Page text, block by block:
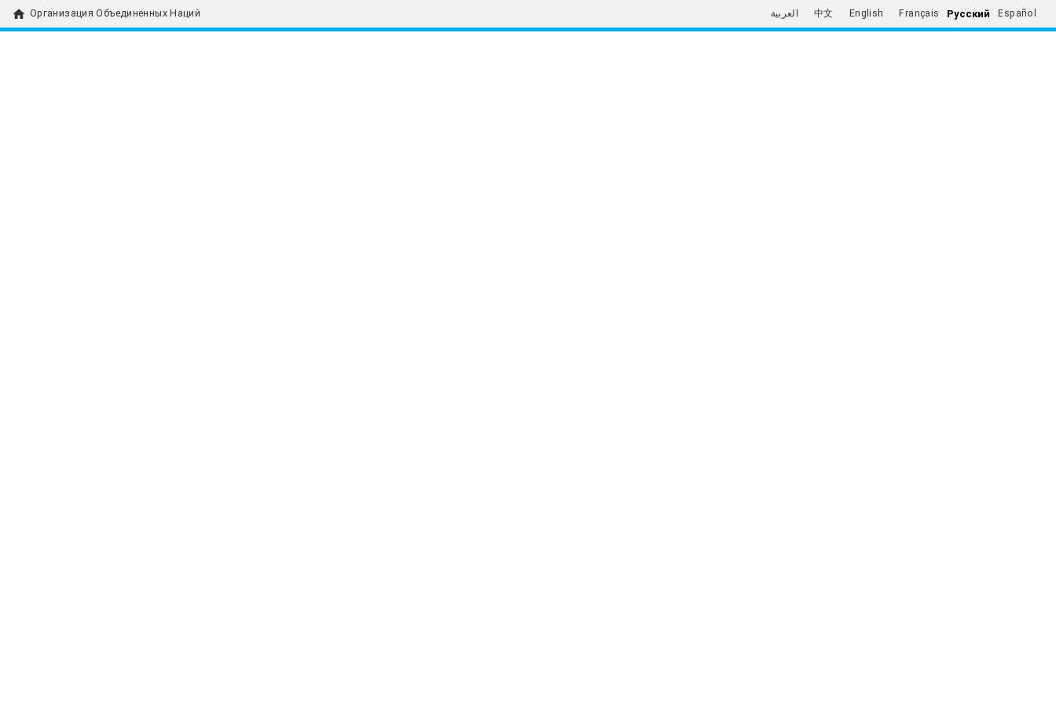
home Организация Объединенных Наций العربية 中文 English Français Русский Español